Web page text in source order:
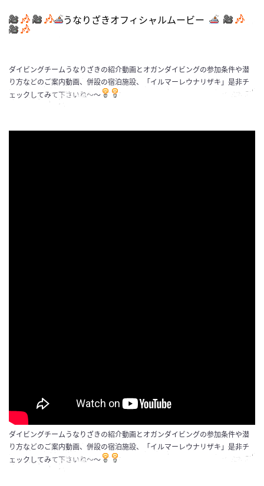
うなりざきオフィシャルムービー
ダイビングチームうなりざきの紹介動画とオガンダイビングの参加条件や潜
り方などのご案内動画、併設の宿泊施設、「イルマーレウナリザキ」是非チ
ェックしてみて下さいね～～
ダイビングチームうなりざきの紹介動画とオガンダイビングの参加条件や潜
り方などのご案内動画、併設の宿泊施設、「イルマーレウナリザキ」是非チ
ェックしてみて下さいね～～